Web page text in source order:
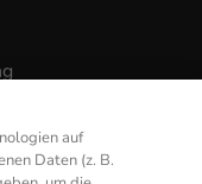
auf
Daten (z. B.